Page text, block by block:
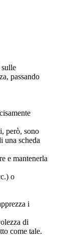
passando
però, sono
una scheda
e mantenerla
o
i
di
come tale.